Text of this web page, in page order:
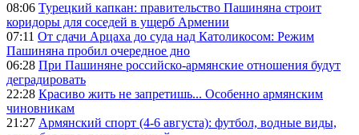
08:06 Турецкий капкан: правительство Пашиняна строит
коридоры для соседей в ущерб Армении
07:11 От сдачи Арцаха до суда над Католикосом: Режим
Пашиняна пробил очередное дно
06:28 При Пашиняне российско-армянские отношения будут
деградировать
22:28 Красиво жить не запретишь... Особенно армянским
чиновникам
21:27 Армянский спорт (4-6 августа): футбол, водные виды,